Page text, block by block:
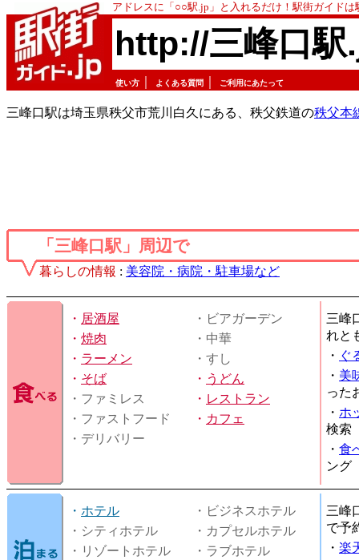
アドレスに「○○駅.jp」と入れるだけ！駅街ガイド
http://三峰口駅
使い方 よくある質問 ご利用にあたって
三峰口駅は埼玉県秩父市荒川白久にある、秩父鉄道の秩父本
「三峰口駅」周辺で
暮らしの情報 : 美容院・病院・駐車場など
・ 居酒屋
・ビアガーデン
・ 焼肉
・中華
・ ラーメン
・すし
・ そば ・ うどん
・ファミレス
・ レストラン
・ファストフード
・ カフェ
・デリバリー
三峰
れと
・ ぐ
・ 美
った
・ ホ
検索
・ 食
ング
・ ホテル
・ビジネスホテル
・シティホテル
・カプセルホテル
・リゾートホテル
・ラブホテル
三峰
で予
・ 楽